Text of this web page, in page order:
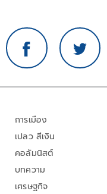
การเมือง
เปลว สีเงิน
คอลัมนิสต์
บทความ
เศรษฐกิจ